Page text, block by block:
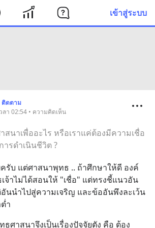
เข้าสู่ระบบ
ติดตาม
ลา 02:54 • ความคิดเห็น
สนาเพื่ออะไร หรือเราแค่ต้องมีความเชื่อ
ารดำเนินชีวิต ?
รับ แต่ศาสนาพุทธ .. ถ้าศึกษาให้ดี องค์
จ้าไม่ได้สอนให้ "เชื่อ" แต่ทรงชี้แนวอัน
นนำไปสู่ความเจริญ และข้ออันพึงละเว้น
ำ
ศาสนาจึงเป็นเรื่องปัจจัยตัง คือ ต้อง